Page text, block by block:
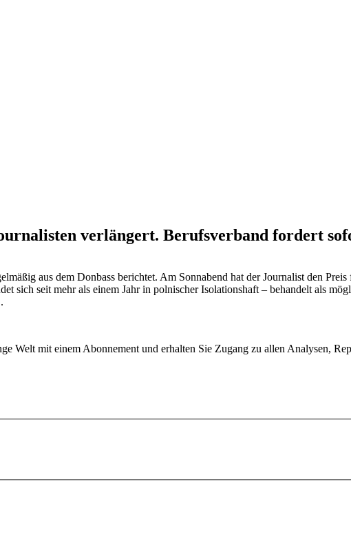
verlängert. Berufsverband fordert
aus dem Donbass berichtet. Am Sonnabend hat der Journalist den
sich seit mehr als einem Jahr in polnischer Isolationshaft – behandelt als
Welt mit einem Abonnement und erhalten Sie Zugang zu allen Analysen,